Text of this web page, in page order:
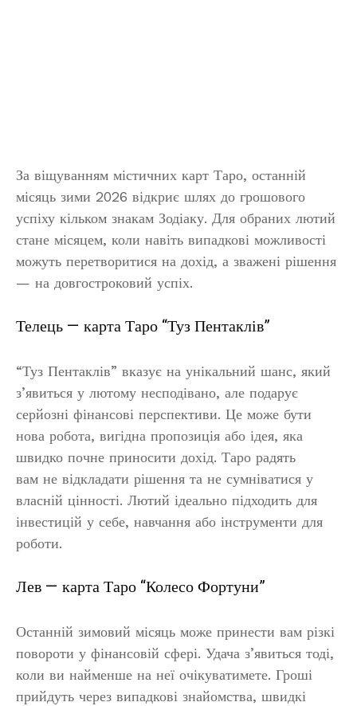
За віщуванням містичних карт Таро, останній
місяць зими 2026 відкриє шлях до грошового
успіху кільком знакам Зодіаку. Для обраних лютий
стане місяцем, коли навіть випадкові можливості
можуть перетворитися на дохід, а зважені рішення
— на довгостроковий успіх.
Телець — карта Таро “Туз Пентаклів”
“Туз Пентаклів” вказує на унікальний шанс, який
з’явиться у лютому несподівано, але подарує
серйозні фінансові перспективи. Це може бути
нова робота, вигідна пропозиція або ідея, яка
швидко почне приносити дохід. Таро радять
вам не відкладати рішення та не сумніватися у
власній цінності. Лютий ідеально підходить для
інвестицій у себе, навчання або інструменти для
роботи.
Лев — карта Таро “Колесо Фортуни”
Останній зимовий місяць може принести вам різкі
повороти у фінансовій сфері. Удача з’явиться тоді,
коли ви найменше на неї очікуватимете. Гроші
прийдуть через випадкові знайомства, швидкі